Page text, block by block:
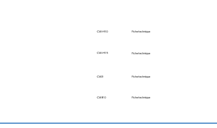
CW3 Fiche technique
CW-H15 Fiche technique
CW-H10 Fiche technique
CW80 Fiche technique